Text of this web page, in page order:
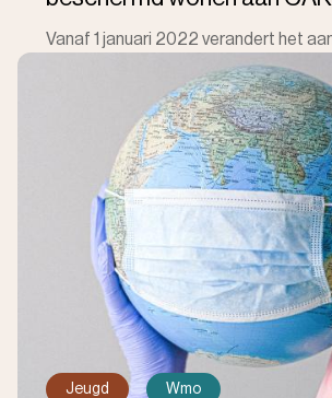
Jeugd Wmo